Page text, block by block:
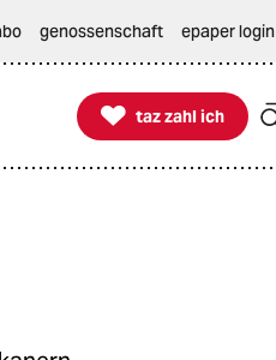
genossenschaft epaper login

taz zahl ich
taz zahl ich